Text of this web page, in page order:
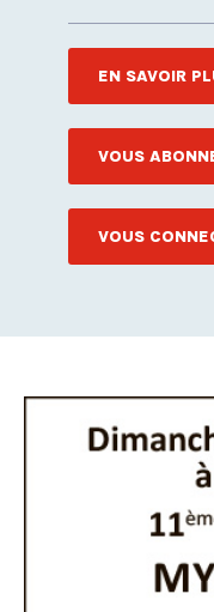
EN SAVOIR
VOUS
VOUS